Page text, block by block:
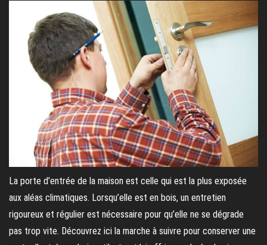
La porte d’entrée de la maison est celle qui est la plus exposée
aux aléas climatiques. Lorsqu’elle est en bois, un entretien
rigoureux et régulier est nécessaire pour qu’elle ne se dégrade
pas trop vite. Découvrez ici la marche à suivre pour conserver une